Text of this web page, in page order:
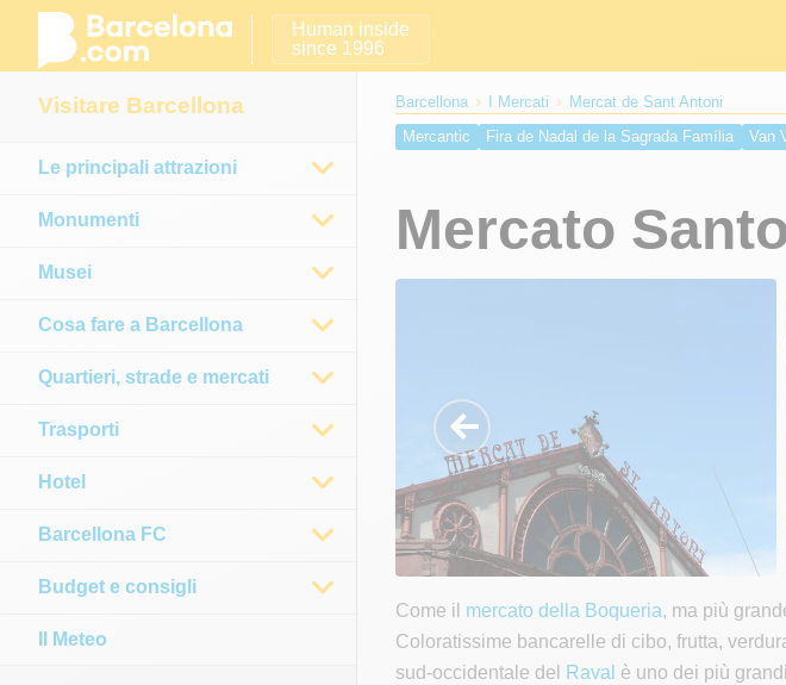
Human inside
since 1996
Barcellona I Mercati
Mercat de Sant Antoni
Mercantic
Fira de Nadal de la Sagrada Família Van
Mercato
Come il mercato della Boqueria, ma più
Coloratissime bancarelle di cibo, frutta,
sud-occidentale del
Raval è uno dei più
Visitare Barcellona
Le principali attrazioni
Monumenti
Musei
Cosa fare a Barcellona
Quartieri, strade e mercati
Trasporti
Hotel
Barcellona FC
Budget e consigli
Il Meteo